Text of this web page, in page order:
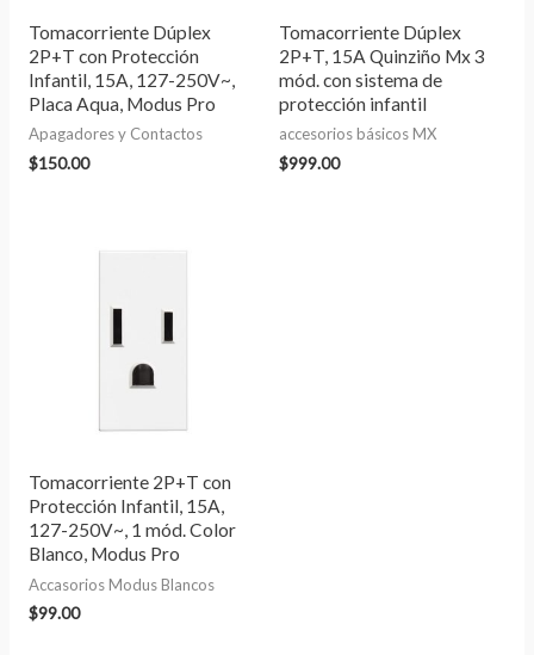
Tomacorriente Dúplex
2P+T con Protección
Infantil, 15A, 127-250V~,
Placa Aqua, Modus Pro
Apagadores y Contactos
$150.00
Tomacorriente Dúplex
2P+T, 15A Quinziño Mx 3
mód. con sistema de
protección infantil
accesorios básicos MX
$999.00
Tomacorriente 2P+T con
Protección Infantil, 15A,
127-250V~, 1 mód. Color
Blanco, Modus Pro
Accasorios Modus Blancos
$99.00